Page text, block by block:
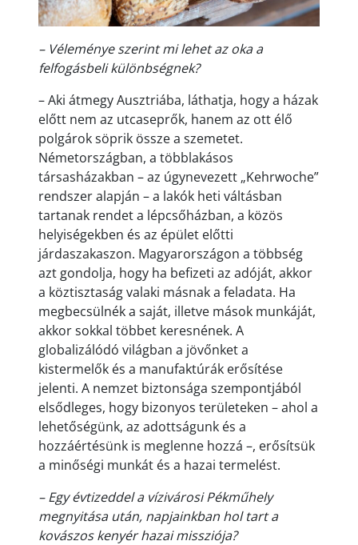
– Véleménye szerint mi lehet az oka a
felfogásbeli különbségnek?
– Aki átmegy Ausztriába, láthatja, hogy a házak
előtt nem az utcaseprők, hanem az ott élő
polgárok söprik össze a szemetet.
Németországban, a többlakásos
társasházakban – az úgynevezett „Kehrwoche”
rendszer alapján – a lakók heti váltásban
tartanak rendet a lépcsőházban, a közös
helyiségekben és az épület előtti
járdaszakaszon. Magyarországon a többség
azt gondolja, hogy ha befizeti az adóját, akkor
a köztisztaság valaki másnak a feladata. Ha
megbecsülnék a saját, illetve mások munkáját,
akkor sokkal többet keresnének. A
globalizálódó világban a jövőnket a
kistermelők és a manufaktúrák erősítése
jelenti. A nemzet biztonsága szempontjából
elsődleges, hogy bizonyos területeken – ahol a
lehetőségünk, az adottságunk és a
hozzáértésünk is meglenne hozzá –, erősítsük
a minőségi munkát és a hazai termelést.
– Egy évtizeddel a vízivárosi Pékműhely
megnyitása után, napjainkban hol tart a
kovászos kenyér hazai missziója?